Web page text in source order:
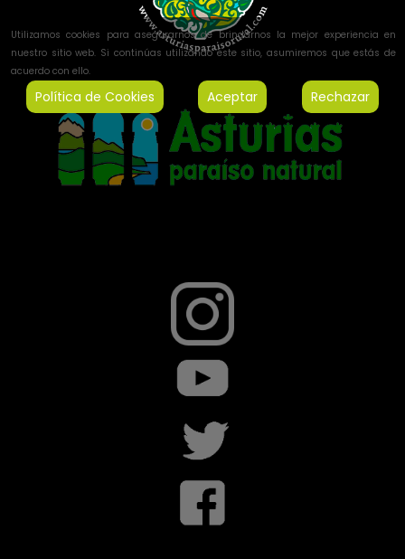
Utilizamos cookies para asegurarnos de brindarnos la mejor experiencia en
nuestro sitio web. Si continúas utilizando este sitio, asumiremos que estás de
acuerdo con ello.
Política de Cookies Aceptar Rechazar